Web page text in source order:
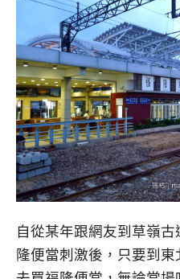
自從某年跟網友到草嶺
隆便當刺激後，只要到